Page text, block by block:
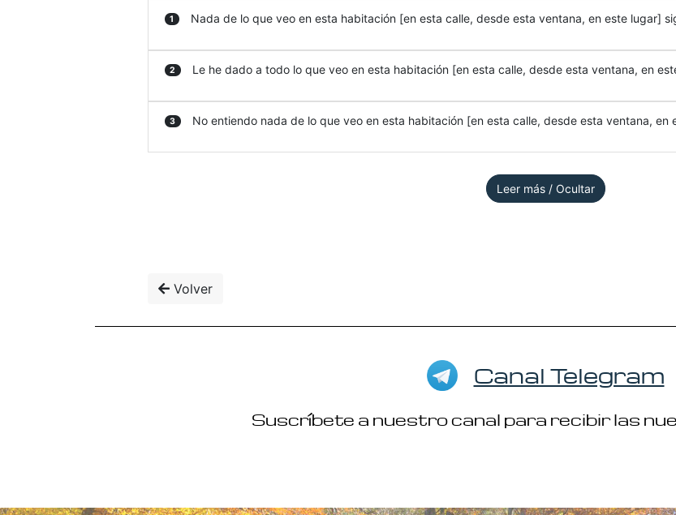
1 Nada de lo que veo en esta habitación [en esta calle, desde esta ventana, en este lugar]
2 Le he dado a todo lo que veo en esta habitación [en esta calle, desde esta ventana, en
3 No entiendo nada de lo que veo en esta habitación [en esta calle, desde esta ventana, en
Leer más / Ocultar
Volver
Canal Telegram
Suscríbete a nuestro canal para recibir las